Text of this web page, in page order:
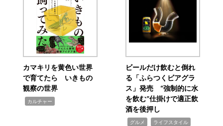
カマキリを黄色い世界
で育てたら いきもの
観察の世界
カルチャー
ビールだけ飲むと倒れ
る「ふらつくビアグラ
ス」発売 “強制的に水
を飲む”仕掛けで適正飲
酒を後押し
グルメ ライフスタイル